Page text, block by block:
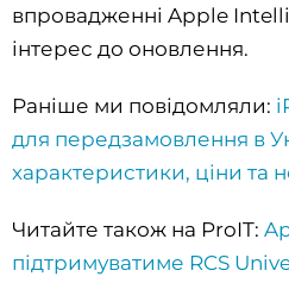
впровадженні Apple
інтерес до оновлення.
Раніше ми повідомляли:
для передзамовлення в
характеристики, ціни та
Читайте також на ProIT:
підтримуватиме RCS